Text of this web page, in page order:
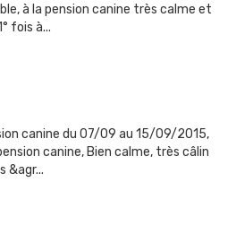
à la pension canine très calme et
fois à...
canine du 07/09 au 15/09/2015,
canine, Bien calme, très câlin
&agr...